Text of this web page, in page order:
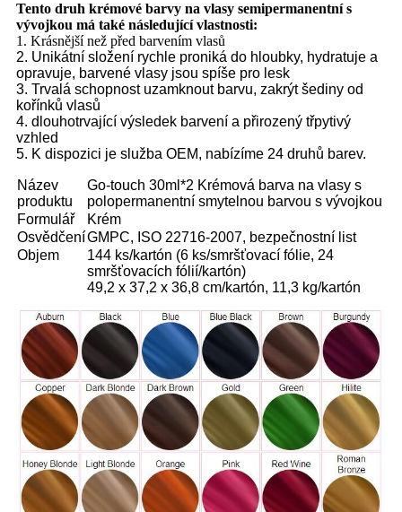
Tento druh krémové barvy na vlasy semipermanentní s
vývojkou má také následující vlastnosti:
1. Krásnější než před barvením vlasů
2. Unikátní složení rychle proniká do hloubky, hydratuje a
opravuje, barvené vlasy jsou spíše pro lesk
3. Trvalá schopnost uzamknout barvu, zakrýt šediny od
kořínků vlasů
4. dlouhotrvající výsledek barvení a přirozený třpytivý
vzhled
5. K dispozici je služba OEM, nabízíme 24 druhů barev.
Název
produktu
Go-touch 30ml*2 Krémová barva na vlasy s
polopermanentní smytelnou barvou s vývojkou
Formulář
Krém
OsvědčeníGMPC, ISO 22716-2007, bezpečnostní list
Objem
144 ks/kartón (6 ks/smršťovací fólie, 24
smršťovacích fólií/kartón)
49,2 x 37,2 x 36,8 cm/kartón, 11,3 kg/kartón